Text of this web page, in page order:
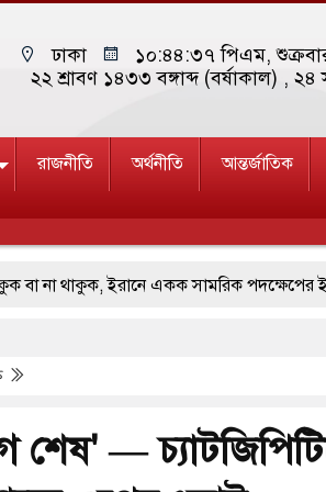
ঢাকা ১০:৪৪:৩৭ পিএম,
২২ শ্রাবণ ১৪৩৩ বঙ্গাব্দ (বর্ষাকাল) , ২৪
রাজনীতি অর্থনীতি আন্তর্জাতিক
থাকুক, ইরানে একক সামরিক পদক্ষেপের ইঙ্গিত
জাদুঘর নতুন বাংলাদেশের পথচলার কেন্দ্র হবে:
ও ছাত্রলীগের আচরণ ইসরায়েলের মতো:
ও পাহাড়ি ঢলে ফুঁসে উঠেছে তিস্তা
শেষ' —